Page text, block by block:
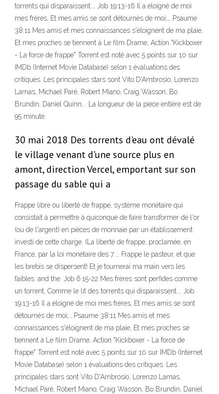
torrents qui disparaissent.… Job 19:13-16 Il a éloigné de moi
mes frères, Et mes amis se sont détournés de moi;… Psaume
38:11 Mes amis et mes connaissances s'éloignent de ma plaie,
Et mes proches se tiennent à Le film Drame, Action "Kickboxer
- La force de frappe" Torrent est noté avec 5 points sur 10 sur
IMDb (Internet Movie Database) selon 1 évaluations des
critiques. Les principales stars sont Vito D'Ambrosio, Lorenzo
Lamas, Michael Paré, Robert Miano, Craig Wasson, Bo
Brundin, Daniel Quinn, . La longueur de la pièce entière est de
95 minute.
30 mai 2018 Des torrents d'eau ont dévalé
le village venant d'une source plus en
amont, direction Vercel, emportant sur son
passage du sable qui a
Frappe libre ou liberté de frappe, système monétaire qui
consistait à permettre à quiconque de faire transformer de l'or
(ou de l'argent) en pièces de monnaie par un établissement
investi de cette charge. (La liberté de frappe, proclamée, en
France, par la loi monétaire des 7 … Frappe le pasteur, et que
les brebis se dispersent! Et je tournerai ma main vers les
faibles. and the. Job 6:15-22 Mes frères sont perfides comme
un torrent, Comme le lit des torrents qui disparaissent.… Job
19:13-16 Il a éloigné de moi mes frères, Et mes amis se sont
détournés de moi;… Psaume 38:11 Mes amis et mes
connaissances s'éloignent de ma plaie, Et mes proches se
tiennent à Le film Drame, Action "Kickboxer - La force de
frappe" Torrent est noté avec 5 points sur 10 sur IMDb (Internet
Movie Database) selon 1 évaluations des critiques. Les
principales stars sont Vito D'Ambrosio, Lorenzo Lamas,
Michael Paré, Robert Miano, Craig Wasson, Bo Brundin, Daniel